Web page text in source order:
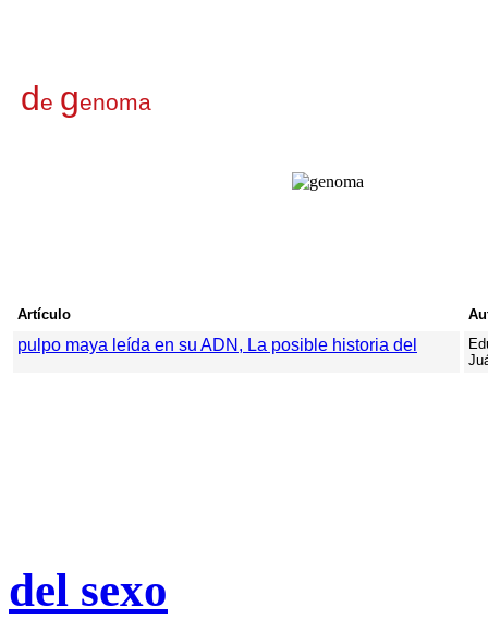
de genoma
Artículo
pulpo maya leída en su ADN, La posible historia del
del sexo